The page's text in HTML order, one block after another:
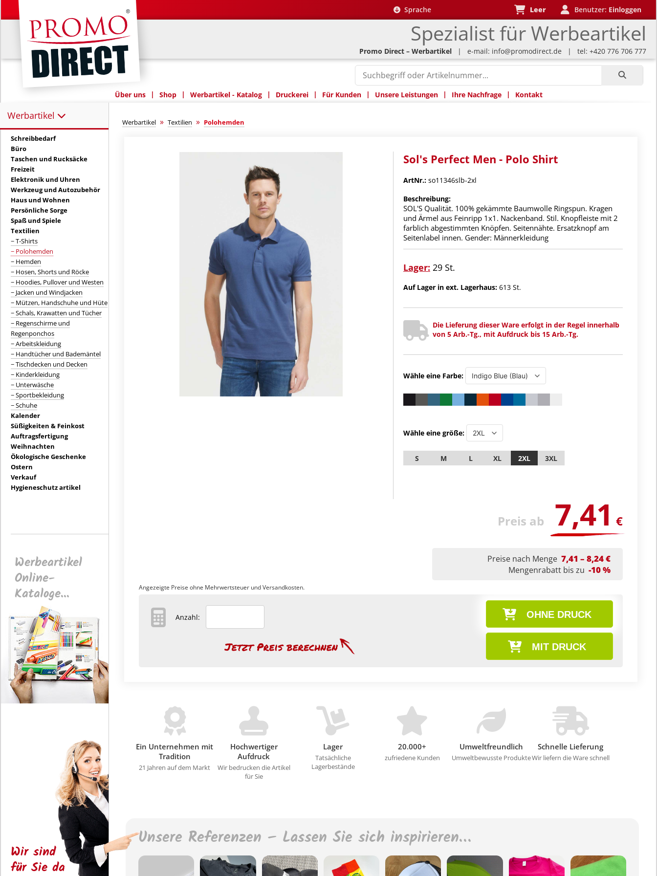
Spezialist für Werbeartikel
Sprache Leer Benutzer: Einloggen
Promo Direct – Werbartikel | e-mail: info@promodirect.de | tel: +420 776 706 777
Über uns | Shop | Werbartikel - Katalog | Druckerei | Für Kunden | Unsere Leistungen | Ihre Nachfrage | Kontakt
Werbartikel
Werbartikel:
Schreibbedarf
Büro
Taschen und Rucksäcke
Freizeit
Elektronik und Uhren
Werkzeug und Autozubehör
Haus und Wohnen
Persönliche Sorge
Spaß und Spiele
Textilien
− T-Shirts
− Polohemden
− Hemden
− Hosen, Shorts und Röcke
− Hoodies, Pullover und Westen
− Jacken und Windjacken
− Mützen, Handschuhe und Hüte
− Schals, Krawatten und Tücher
− Regenschirme und
Regenponchos
− Arbeitskleidung
− Handtücher und Bademäntel
− Tischdecken und Decken
− Kinderkleidung
− Unterwäsche
− Sportbekleidung
− Schuhe
Kalender
Süßigkeiten & Feinkost
Auftragsfertigung
Weihnachten
Ökologische Geschenke
Ostern
Verkauf
Hygieneschutz artikel
Werbeartikel
Online-
Kataloge...
Wir sind
für Sie da
Werbartikel » Textilien » Polohemden
Sol's Perfect Men - Polo Shirt
ArtNr.: so11346slb-2xl
Beschreibung:
SOL'S Qualität. 100% gekämmte Baumwolle Ringspun. Kragen
und Ärmel aus Feinripp 1x1. Nackenband. Stil. Knopfleiste mit 2
farblich abgestimmten Knöpfen. Seitennähte. Ersatzknopf am
Seitenlabel innen. Gender: Männerkleidung
Lager: 29 St.
Auf Lager in ext. Lagerhaus: 613 St.
Die Lieferung dieser Ware erfolgt in der Regel innerhalb
von 5 Arb.-Tg., mit Aufdruck bis 15 Arb.-Tg.
Wähle eine Farbe:
Wähle eine größe:
S M L XL 2XL 3XL
Preis ab 7,41 €
Preise nach Menge 7,41 – 8,24 €
Mengenrabatt bis zu -10 %
Angezeigte Preise ohne Mehrwertsteuer und Versandkosten.
OHNE DRUCK
MIT DRUCK
Anzahl:
Ein Unternehmen mit
Tradition
21 Jahren auf dem Markt
Hochwertiger
Aufdruck
Wir bedrucken die Artikel
für Sie
Lager
Tatsächliche
Lagerbestände
20.000+
zufriedene Kunden
Umweltfreundlich
Umweltbewusste Produkte
Schnelle Lieferung
Wir liefern die Ware schnell
Unsere Referenzen – Lassen Sie sich inspirieren…